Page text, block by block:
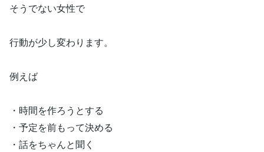
そうでない女性で
行動が少し変わります。
例えば
・時間を作ろうとする
・予定を前もって決める
・話をちゃんと聞く